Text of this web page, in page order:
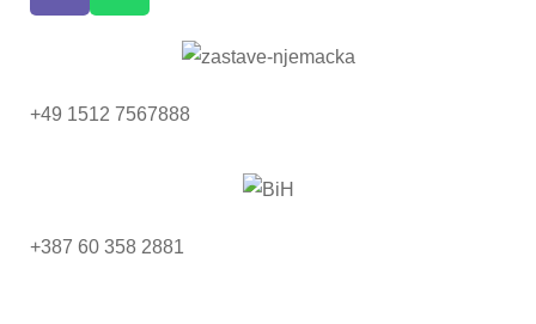
+49 1512 7567888
+387 60 358 2881